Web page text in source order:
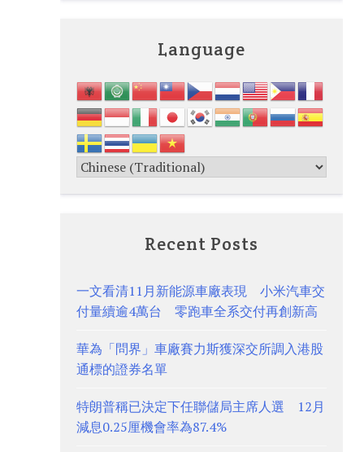
Language
Recent Posts
一文看清11月新能源車廠表現 小米汽車交
付量續逾4萬台 零跑車全系交付再創新高
華為「問界」車廠賽力斯獲深交所調入港股
通標的證券名單
特朗普稱已決定下任聯儲局主席人選 12月
減息0.25厘機會率為87.4%